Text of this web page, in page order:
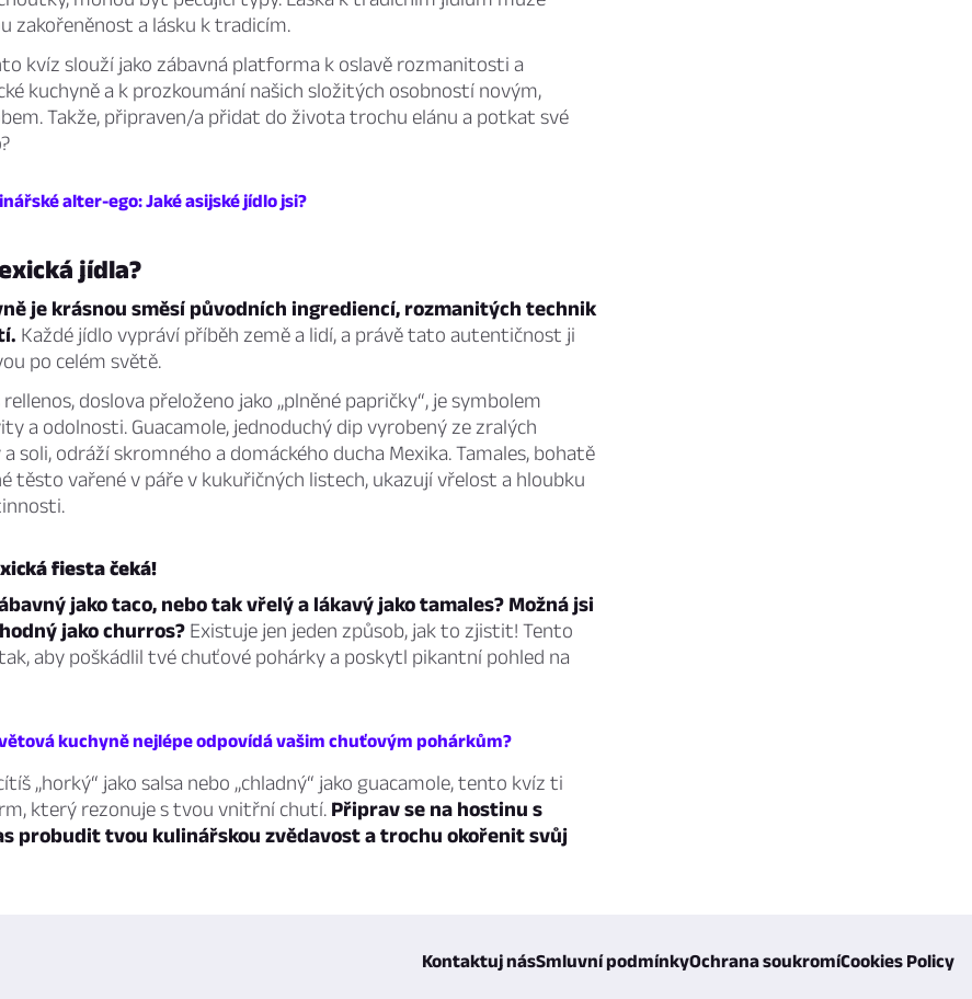
zakořeněnost a lásku k tradicím.
kvíz slouží jako zábavná platforma k oslavě rozmanitosti a
kuchyně a k prozkoumání našich složitých osobností novým,
Takže, připraven/a přidat do života trochu elánu a potkat své
alter-ego: Jaké asijské jídlo jsi?
jídla?
je krásnou směsí původních ingrediencí, rozmanitých technik
Každé jídlo vypráví příběh země a lidí, a právě tato autentičnost ji
po celém světě.
doslova přeloženo jako „plněné papričky“, je symbolem
a odolnosti. Guacamole, jednoduchý dip vyrobený ze zralých
soli, odráží skromného a domáckého ducha Mexika. Tamales, bohatě
těsto vařené v páře v kukuřičných listech, ukazují vřelost a hloubku
fiesta čeká!
jako taco, nebo tak vřelý a lákavý jako tamales? Možná jsi
jako churros? Existuje jen jeden způsob, jak to zjistit! Tento
aby poškádlil tvé chuťové pohárky a poskytl pikantní pohled na
kuchyně nejlépe odpovídá vašim chuťovým pohárkům?
„horký“ jako salsa nebo „chladný“ jako guacamole, tento kvíz ti
který rezonuje s tvou vnitřní chutí. Připrav se na hostinu s
probudit tvou kulinářskou zvědavost a trochu okořenit svůj
Kontaktuj násSmluvní podmínkyOchrana soukromíCookies Policy